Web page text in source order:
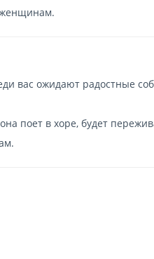
женщинам.
вас ожидают радостные
поет в хоре, будет